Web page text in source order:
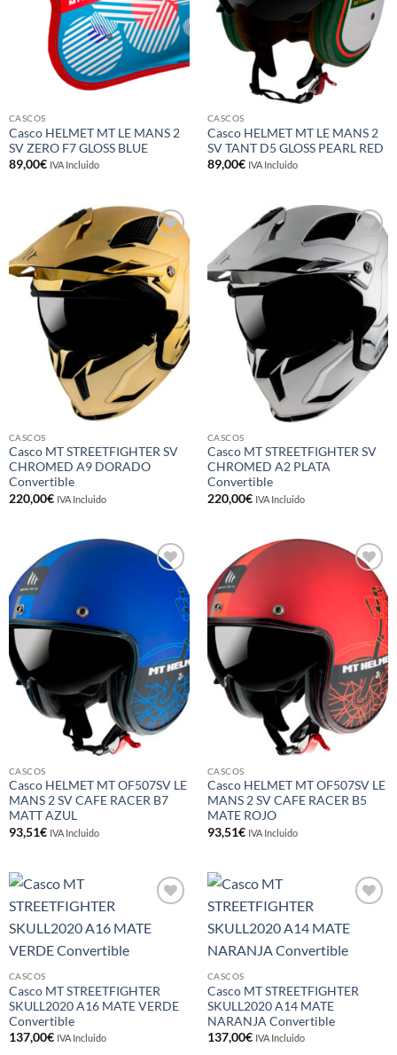
CASCOS
Casco HELMET MT LE MANS 2
SV ZERO F7 GLOSS BLUE
89,00€ IVA Incluido
CASCOS
Casco HELMET MT LE MANS 2
SV TANT D5 GLOSS PEARL RED
89,00€ IVA Incluido
Añadir
a la
lista de
deseos
CASCOS
Casco MT STREETFIGHTER SV
CHROMED A9 DORADO
Convertible
220,00€ IVA Incluido
Añadir
a la
lista de
deseos
CASCOS
Casco MT STREETFIGHTER SV
CHROMED A2 PLATA
Convertible
220,00€ IVA Incluido
Añadir
lista de
CASCOS
Casco HELMET MT OF507SV LE
MANS 2 SV CAFE RACER B7
MATT AZUL
93,51€ IVA Incluido
Añadir
a la
lista de
deseos
CASCOS
Casco HELMET MT OF507SV LE
MANS 2 SV CAFE RACER B5
MATE ROJO
93,51€ IVA Incluido
CASCOS
Casco MT STREETFIGHTER
SKULL2020 A16 MATE VERDE
Convertible
137,00€ IVA Incluido
deseos
CASCOS
Casco MT STREETFIGHTER
SKULL2020 A14 MATE
NARANJA Convertible
137,00€ IVA Incluido